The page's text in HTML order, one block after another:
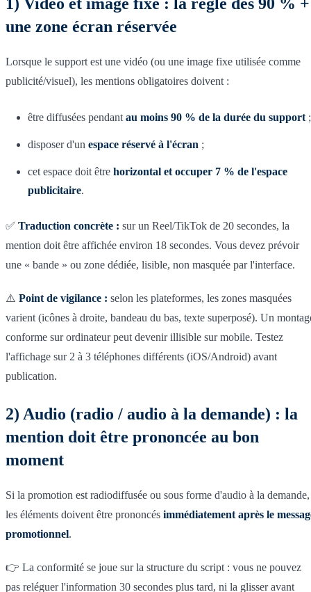
1) Vidéo et image fixe : la règle des 90 % +
une zone écran réservée
Lorsque le support est une vidéo (ou une image fixe utilisée comme
publicité/visuel), les mentions obligatoires doivent :
être diffusées pendant au moins 90 % de la durée du support ;
disposer d'un espace réservé à l'écran ;
cet espace doit être horizontal et occuper 7 % de l'espace
publicitaire.
✅ Traduction concrète : sur un Reel/TikTok de 20 secondes, la
mention doit être affichée environ 18 secondes. Vous devez prévoir
une « bande » ou zone dédiée, lisible, non masquée par l'interface.
⚠️ Point de vigilance : selon les plateformes, les zones masquées
varient (icônes à droite, bandeau du bas, texte superposé). Un
conforme sur ordinateur peut devenir illisible sur mobile. Testez
l'affichage sur 2 à 3 téléphones différents (iOS/Android) avant
publication.
2) Audio (radio / audio à la demande) : la
mention doit être prononcée au bon
moment
Si la promotion est radiodiffusée ou sous forme d'audio à la demande,
les éléments doivent être prononcés immédiatement après le
promotionnel.
👉 La conformité se joue sur la structure du script : vous ne pouvez
pas reléguer l'information 30 secondes plus tard, ni la glisser avant